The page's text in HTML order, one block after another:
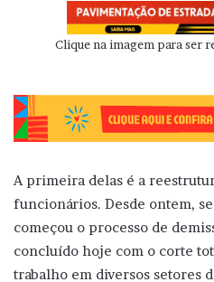
Clique na imagem para ser
A primeira delas é a
funcionários. Desde ontem,
começou o processo de
concluído hoje com o corte
trabalho em diversos setores